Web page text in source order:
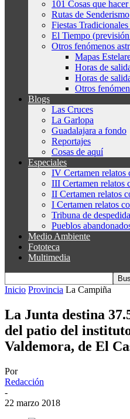
101 Cosas que
Rutas de Senderismo
Fiestas
El Tiempo
Otros fenómenos
Mapas
Horas de
Horas de
Otros
Blogs
Las Cruces
La Garlopa
Guadalajara a fondo
Reportajes
Cosas de aquí
Especiales
IV Certamen relatos
III Certamen relatos
II Certamen relatos
I Certamen relatos
Tribuna de despedida
Pueblos
Medio Ambiente
Fototeca
Multimedia
Inicio Provincia La Campiña
La Junta destina
del patio del
Valdemora, de El
Por
Redacción
-
22 marzo 2018